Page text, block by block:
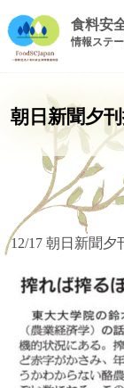
食料安
情報ステ
朝日新聞夕
12/17 朝日新聞